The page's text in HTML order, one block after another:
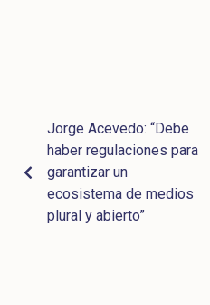
Jorge Acevedo: “Debe
haber regulaciones para
garantizar un
ecosistema de medios
plural y abierto”